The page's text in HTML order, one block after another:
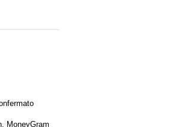
MoneyGram